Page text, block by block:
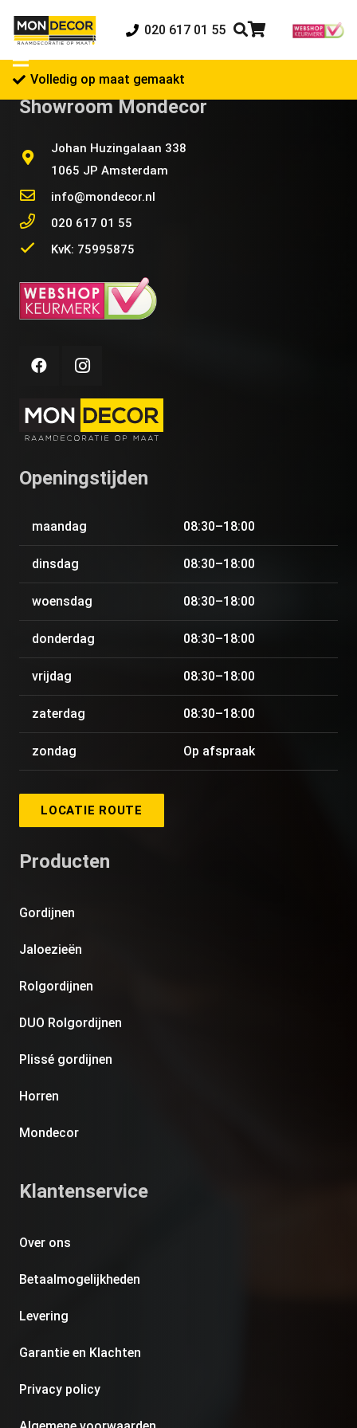
020 617 01 55
Volledig op maat gemaakt
Showroom Mondecor
Johan Huzingalaan 338
1065 JP Amsterdam
info@mondecor.nl
020 617 01 55
KvK: 75995875
Openingstijden
maandag 08:30–18:00
dinsdag 08:30–18:00
woensdag 08:30–18:00
donderdag 08:30–18:00
vrijdag 08:30–18:00
zaterdag 08:30–18:00
zondag Op afspraak
LOCATIE ROUTE
Producten
Gordijnen
Jaloezieën
Rolgordijnen
DUO Rolgordijnen
Plissé gordijnen
Horren
Mondecor
Klantenservice
Over ons
Betaalmogelijkheden
Levering
Garantie en Klachten
Privacy policy